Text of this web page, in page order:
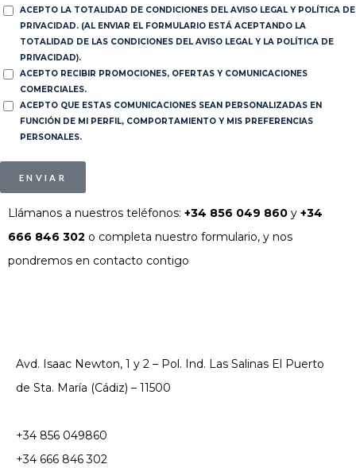
ACEPTO LA TOTALIDAD DE CONDICIONES DEL AVISO LEGAL Y POLÍTICA DE
PRIVACIDAD. (AL ENVIAR EL FORMULARIO ESTÁ ACEPTANDO LA
TOTALIDAD DE LAS CONDICIONES DEL AVISO LEGAL Y LA POLÍTICA DE
PRIVACIDAD).
ACEPTO RECIBIR PROMOCIONES, OFERTAS Y COMUNICACIONES
COMERCIALES.
ACEPTO QUE ESTAS COMUNICACIONES SEAN PERSONALIZADAS EN
FUNCIÓN DE MI PERFIL, COMPORTAMIENTO Y MIS PREFERENCIAS
PERSONALES.
ENVIAR
Llámanos a nuestros teléfonos: +34 856 049 860 y +34
666 846 302 o completa nuestro formulario, y nos
pondremos en contacto contigo
Avd. Isaac Newton, 1 y 2 – Pol. Ind. Las Salinas El Puerto
de Sta. María (Cádiz) – 11500
+34 856 049860
+34 666 846 302